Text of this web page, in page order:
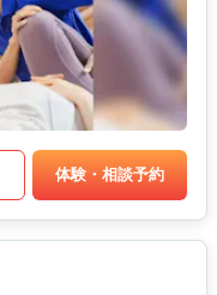
体験・相談予約